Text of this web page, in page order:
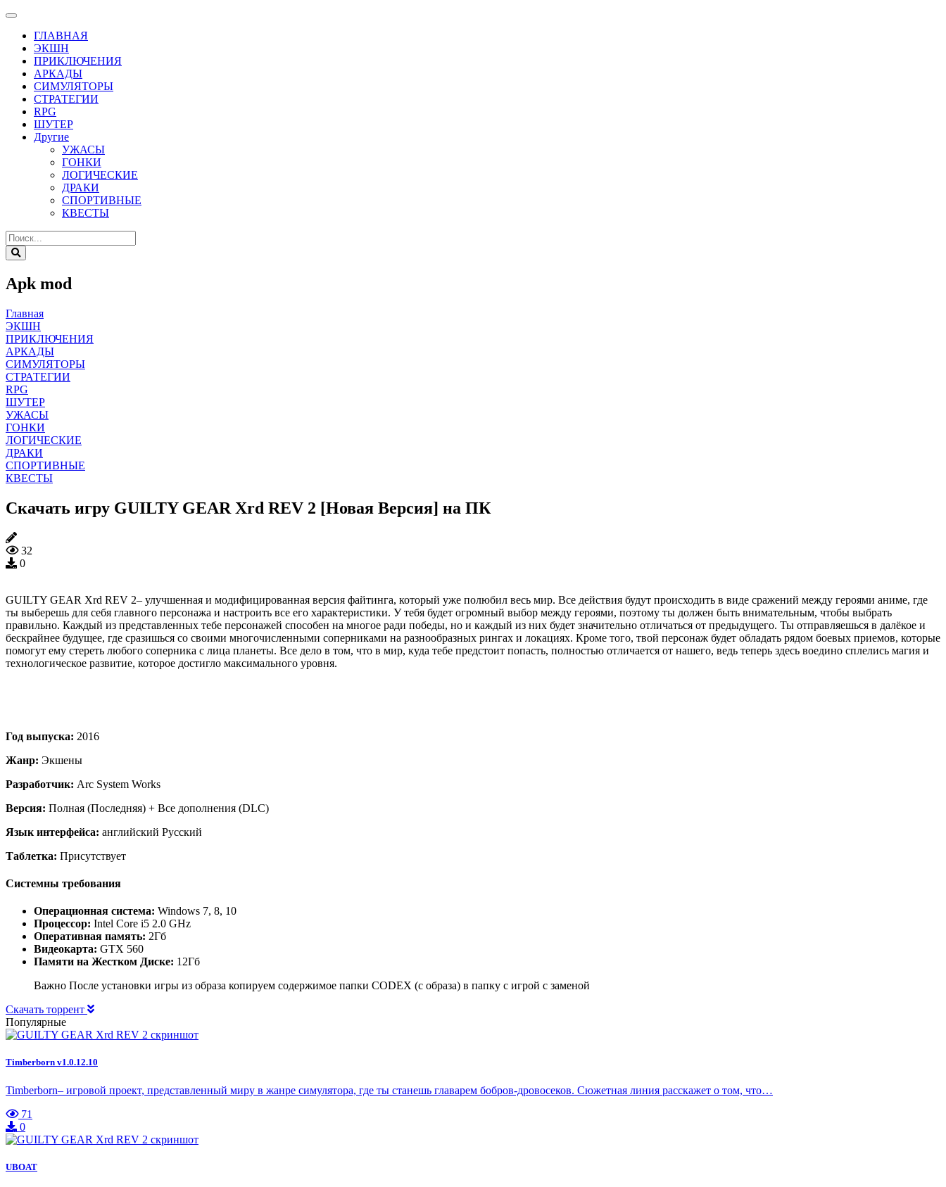
ГЛАВНАЯ
ЭКШН
ПРИКЛЮЧЕНИЯ
АРКАДЫ
СИМУЛЯТОРЫ
СТРАТЕГИИ
RPG
ШУТЕР
Другие
УЖАСЫ
ГОНКИ
ЛОГИЧЕСКИЕ
ДРАКИ
СПОРТИВНЫЕ
КВЕСТЫ
Apk mod
Главная
ЭКШН
ПРИКЛЮЧЕНИЯ
АРКАДЫ
СИМУЛЯТОРЫ
СТРАТЕГИИ
RPG
ШУТЕР
УЖАСЫ
ГОНКИ
ЛОГИЧЕСКИЕ
ДРАКИ
СПОРТИВНЫЕ
КВЕСТЫ
Скачать игру GUILTY GEAR Xrd REV 2 [Новая Версия] на ПК
32
0
GUILTY GEAR Xrd REV 2– улучшенная и модифицированная версия файтинга, который уже полюбил весь мир. Все действия будут происходить в виде сражений между героями аниме, где
ты выберешь для себя главного персонажа и настроить все его характеристики. У тебя будет огромный выбор между героями, поэтому ты должен быть внимательным, чтобы выбрать
правильно. Каждый из представленных тебе персонажей способен на многое ради победы, но и каждый из них будет значительно отличаться от предыдущего. Ты отправляешься в далёкое и
бескрайнее будущее, где сразишься со своими многочисленными соперниками на разнообразных рингах и локациях. Кроме того, твой персонаж будет обладать рядом боевых приемов, которые
помогут ему стереть любого соперника с лица планеты. Все дело в том, что в мир, куда тебе предстоит попасть, полностью отличается от нашего, ведь теперь здесь воедино сплелись магия и
технологическое развитие, которое достигло максимального уровня.
Год выпуска: 2016
Жанр: Экшены
Разработчик: Arc System Works
Версия: Полная (Последняя) + Все дополнения (DLC)
Язык интерфейса: английский Русский
Таблетка: Присутствует
Системны требования
Операционная система: Windows 7, 8, 10
Процессор: Intel Core i5 2.0 GHz
Оперативная память: 2Гб
Видеокарта: GTX 560
Памяти на Жестком Диске: 12Гб
Важно После установки игры из образа копируем содержимое папки CODEX (с образа) в папку с игрой с заменой
Скачать торрент
Популярные
Timberborn v1.0.12.10
Timberborn– игровой проект, представленный миру в жанре симулятора, где ты станешь главарем бобров-дровосеков. Сюжетная линия расскажет о том, что…
71
0
UBOAT